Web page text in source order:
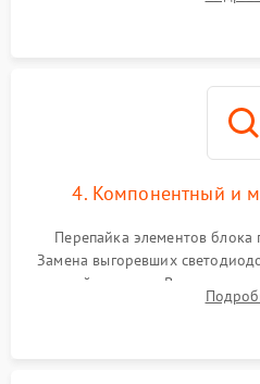
светодиодных планок
4. Компонентный и
Перепайка элементов блока
Замена выгоревших
хрупкой матрицы.
прошивка микросхем